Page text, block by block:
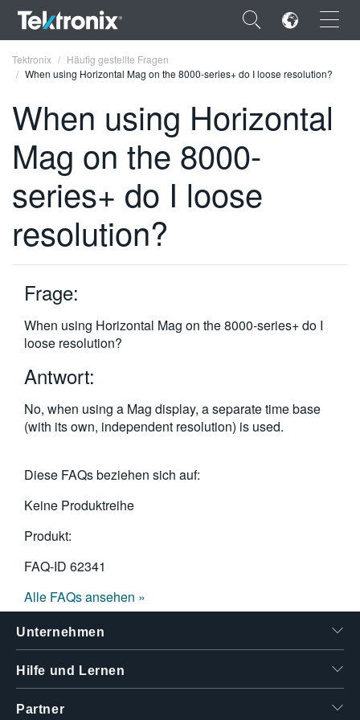
×
ENGLISH
FRANÇAIS
DEUTSCH
VIỆT NAM
한국어
繁體中文
Tektronix
Häufig gestellte Fragen
When using Horizontal Mag on the 8000-series+ do I loose resolution?
When using Horizontal
Mag on the 8000-
series+ do I loose
resolution?
Frage:
When using Horizontal Mag on the 8000-series+ do I
loose resolution?
Antwort:
No, when using a Mag display, a separate time base
(with its own, independent resolution) is used.
Diese FAQs beziehen sich auf:
Keine Produktreihe
Produkt:
FAQ-ID 62341
Alle FAQs ansehen »
Unternehmen
Hilfe und Lernen
Partner